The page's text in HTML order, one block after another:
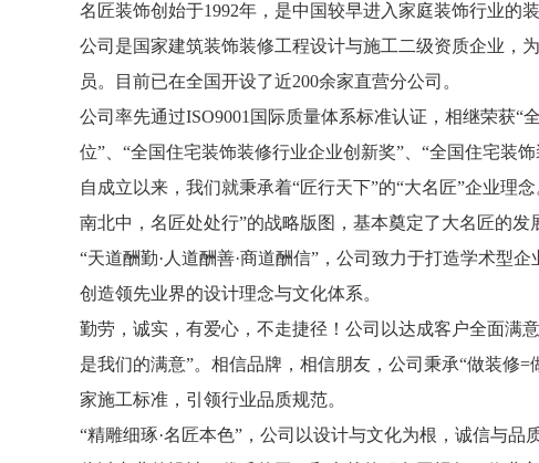
名匠装饰创始于1992年，是中国较早进入家庭装饰行业的
公司是国家建筑装饰装修工程设计与施工二级资质企业，
员。目前已在全国开设了近200余家直营分公司。
公司率先通过ISO9001国际质量体系标准认证，相继荣获
位”、“全国住宅装饰装修行业企业创新奖”、“全国住宅装
自成立以来，我们就秉承着“匠行天下”的“大名匠”企业理
南北中，名匠处处行”的战略版图，基本奠定了大名匠的发
“天道酬勤·人道酬善·商道酬信”，公司致力于打造学术型
创造领先业界的设计理念与文化体系。
勤劳，诚实，有爱心，不走捷径！公司以达成客户全面满
是我们的满意”。相信品牌，相信朋友，公司秉承“做装修
家施工标准，引领行业品质规范。
“精雕细琢·名匠本色”，公司以设计与文化为根，诚信与